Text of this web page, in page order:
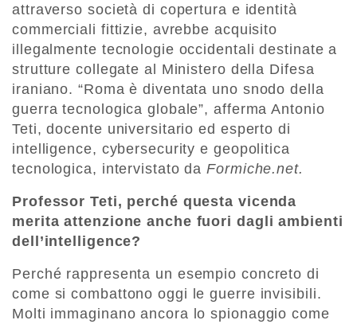
attraverso società di copertura e identità
commerciali fittizie, avrebbe acquisito
illegalmente tecnologie occidentali destinate a
strutture collegate al Ministero della Difesa
iraniano. “Roma è diventata uno snodo della
guerra tecnologica globale”, afferma Antonio
Teti, docente universitario ed esperto di
intelligence, cybersecurity e geopolitica
tecnologica, intervistato daFormiche.net.
Professor Teti, perché questa vicenda
merita attenzione anche fuori dagli ambienti
dell’intelligence?
Perché rappresenta un esempio concreto di
come si combattono oggi le guerre invisibili.
Molti immaginano ancora lo spionaggio come